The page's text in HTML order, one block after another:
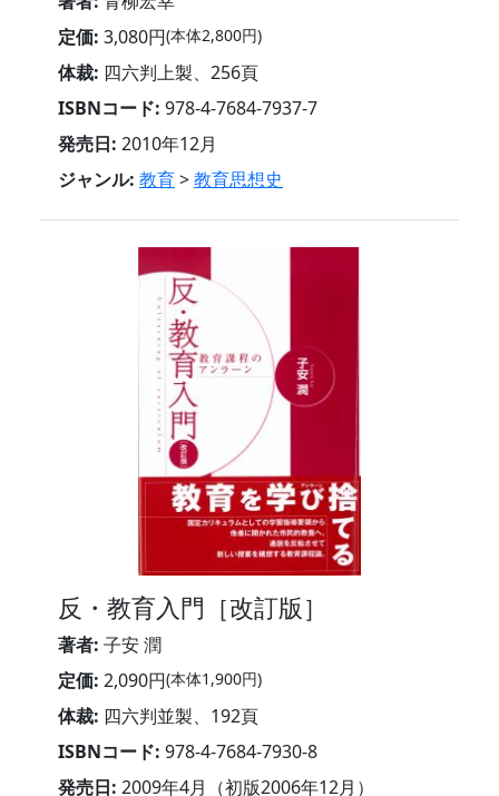
定価: 3,080円(本体2,800円)
体裁: 四六判上製、256頁
ISBNコード: 978-4-7684-7937-7
発売日: 2010年12月
ジャンル: 教育>教育思想史
反・教育入門［改訂版］
著者: 子安 潤
定価: 2,090円(本体1,900円)
体裁: 四六判並製、192頁
ISBNコード: 978-4-7684-7930-8
発売日: 2009年4月（初版2006年12月）